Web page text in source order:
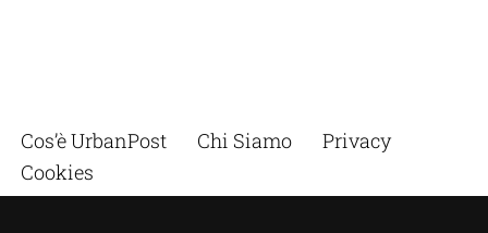
Cos’è UrbanPost Chi Siamo
Privacy
Cookies